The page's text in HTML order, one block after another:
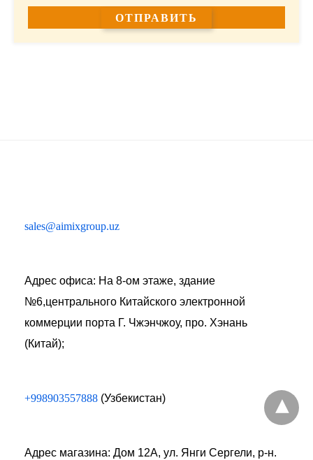
sales@aimixgroup.uz
Адрес офиса: На 8-ом этаже, здание
№6,центрального Китайского электронной
коммерции порта Г. Чжэнчжоу, про. Хэнань
(Китай);
+998903557888 (Узбекистан)
Адрес магазина: Дом 12А, ул. Янги Сергели, р-н.